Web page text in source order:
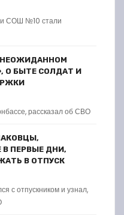
СОШ №10 стали
НЕОЖИДАННОМ
О БЫТЕ СОЛДАТ И
рассказал об СВО
ПЕРВЫЕ ДНИ,
В ОТПУСК
с отпускником и узнал,